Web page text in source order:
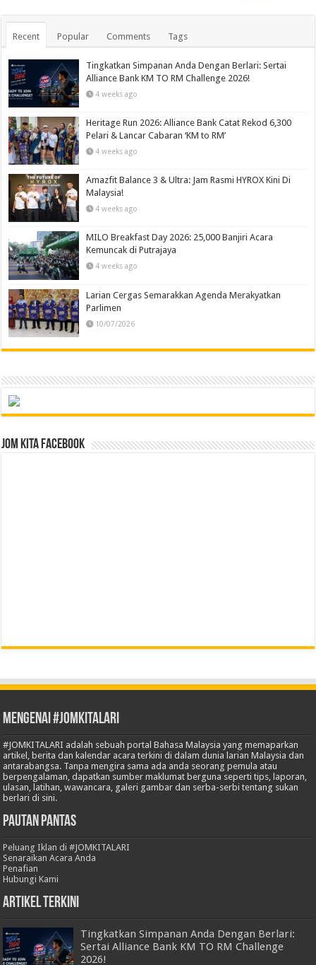
Recent Popular Comments Tags
Tingkatkan Simpanan Anda Dengan Berlari: Sertai
Alliance Bank KM TO RM Challenge 2026!
4 weeks ago
Heritage Run 2026: Alliance Bank Catat Rekod 6,300
Pelari & Lancar Cabaran ‘KM to RM’
4 weeks ago
Amazfit Balance 3 & Ultra: Jam Rasmi HYROX Kini Di
Malaysia!
4 weeks ago
MILO Breakfast Day 2026: 25,000 Banjiri Acara
Kemuncak di Putrajaya
4 weeks ago
Larian Cergas Semarakkan Agenda Merakyatkan
Parlimen
10/07/2026
Jom Kita Facebook
Mengenai #JOMKITALARI
#JOMKITALARI adalah sebuah portal Bahasa Malaysia yang memaparkan
artikel, berita dan kalendar acara terkini di dalam dunia larian Malaysia dan
antarabangsa. Tanpa mengira sama ada anda seorang pemula atau
berpengalaman, dapatkan sumber maklumat berguna seperti tips, laporan,
ulasan, latihan, wawancara, galeri gambar dan serba-serbi tentang sukan
berlari di sini.
Pautan Pantas
Peluang Iklan di #JOMKITALARI
Senaraikan Acara Anda
Penafian
Hubungi Kami
Artikel Terkini
Tingkatkan Simpanan Anda Dengan Berlari:
Sertai Alliance Bank KM TO RM Challenge
2026!